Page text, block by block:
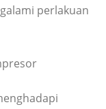
perlakuan